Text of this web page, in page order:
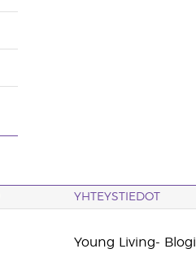
YHTEYSTIEDOT
Young Living- Blogi